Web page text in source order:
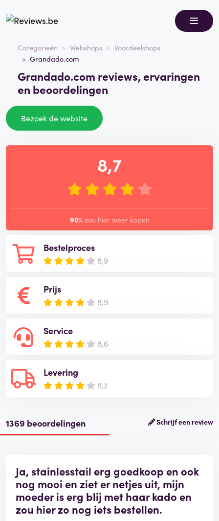
Categorieën Webshops
Voordeelshops
Grandado.com
Grandado.com reviews, ervaringen
en beoordelingen
Bezoek de website
Bestelproces
8,9
Prijs
8,9
Service
8,6
Levering
8,2
8,7
90% zou hier weer kopen
1369 beoordelingen Schrijf een review
Ja, stainlesstail erg goedkoop en ook
nog mooi en ziet er netjes uit, mijn
moeder is erg blij met haar kado en
zou hier zo nog iets bestellen.